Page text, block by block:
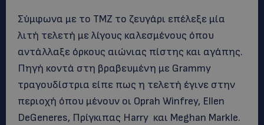
Σύμφωνα με το ΤΜΖ το ζευγάρι επέλεξε μία
λιτή τελετή με λίγους καλεσμένους όπου
αντάλλαξε όρκους αιώνιας πίστης και αγάπης.
Πηγή κοντά στη βραβευμένη με Grammy
τραγουδίστρια είπε πως η τελετή έγινε στην
περιοχή όπου μένουν οι Oprah Winfrey, Ellen
DeGeneres, Πρίγκιπας Harry και Μeghan Markle.